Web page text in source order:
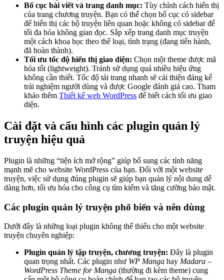
Bố cục bài viết và trang danh mục: Tùy chỉnh cách hiển thị
của trang chương truyện. Bạn có thể chọn bố cục có sidebar
để hiển thị các bộ truyện liên quan hoặc không có sidebar để
tối đa hóa không gian đọc. Sắp xếp trang danh mục truyện
một cách khoa học theo thể loại, tình trạng (đang tiến hành,
đã hoàn thành).
Tối ưu tốc độ hiển thị giao diện: Chọn một theme được mã
hóa tốt (lightweight). Tránh sử dụng quá nhiều hiệu ứng
không cần thiết. Tốc độ tải trang nhanh sẽ cải thiện đáng kể
trải nghiệm người dùng và được Google đánh giá cao. Tham
khảo thêm Thiết kế web WordPress để biết cách tối ưu giao
diện.
Cài đặt và cấu hình các plugin quản lý
truyện hiệu quả
Plugin là những “tiện ích mở rộng” giúp bổ sung các tính năng
mạnh mẽ cho website WordPress của bạn. Đối với một website
truyện, việc sử dụng đúng plugin sẽ giúp bạn quản lý nội dung dễ
dàng hơn, tối ưu hóa cho công cụ tìm kiếm và tăng cường bảo mật.
Các plugin quản lý truyện phổ biến và nên dùng
Dưới đây là những loại plugin không thể thiếu cho một website
truyện chuyên nghiệp:
Plugin quản lý tập truyện, chương truyện: Đây là plugin
quan trọng nhất. Các plugin như WP Manga hay Madara –
WordPress Theme for Manga (thường đi kèm theme) cung